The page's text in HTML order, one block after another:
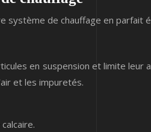
système de chauffage en parfait
en suspension et limite
et les impuretés.